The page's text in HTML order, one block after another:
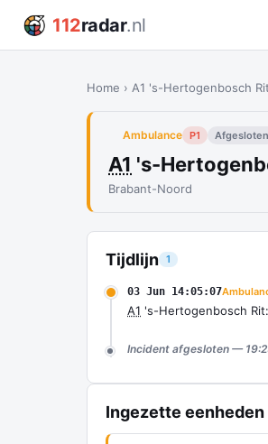
112radar.nl
Home › A1 's-Hertogenbosch
Ambulance P1 Afgesloten
A1 's-
Brabant-Noord
Tijdlijn 1
03 Jun 14:05:07
A1 's-Hertogenbosch
Incident afgesloten —
Ingezette eenheden